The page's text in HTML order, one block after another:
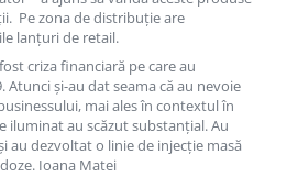
Pe zona de distribuţie are
lanţuri de retail.
criza financiară pe care au
şi-au dat seama că au nevoie
mai ales în contextul în
iluminat au scăzut substanţial. Au
au dezvoltat o linie de injecţie masă
Ioana Matei